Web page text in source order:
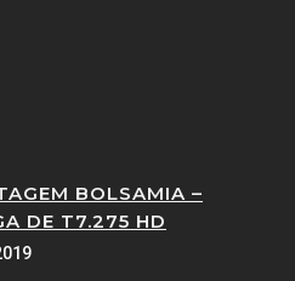
BOLSAMIA –
DE T7.275 HD